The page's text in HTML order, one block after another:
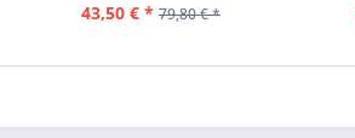
43,50 € * 79,80 € *